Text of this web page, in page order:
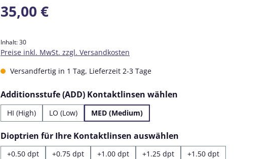
Regulärer Preis:
35,00 €
Inhalt:30
Preise inkl. MwSt. zzgl. Versandkosten
Versandfertig in 1 Tag, Lieferzeit 2-3 Tage
Additionsstufe (ADD) Kontaktlinsen wählen
HI (High) LO (Low) MED (Medium)
Dioptrien für Ihre Kontaktlinsen auswählen
+0.50 dpt +0.75 dpt +1.00 dpt +1.25 dpt
+1.50 dpt